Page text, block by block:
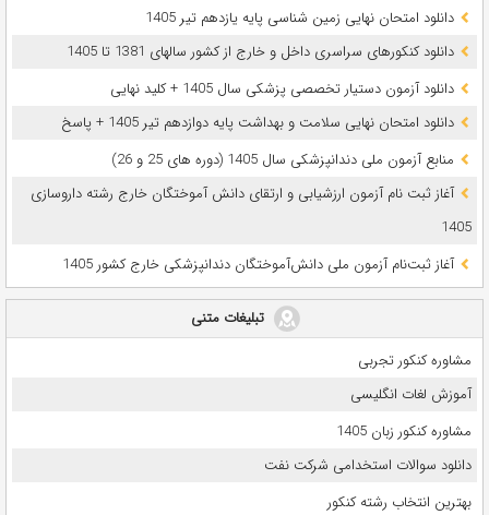
دانلود امتحان نهایی زمین شناسی پایه یازدهم تیر 1405
دانلود کنکورهای سراسری داخل و خارج از کشور سالهای 1381 تا 1405
دانلود آزمون دستیار تخصصی پزشکی سال 1405 + کلید نهایی
دانلود امتحان نهایی سلامت و بهداشت پایه دوازدهم تیر 1405 + پاسخ
ﻣﻨﺎﺑﻊ آزﻣﻮن ﻣﻠﯽ دندانپزشکی سال 1405 (دوره های 25 و 26)
آغاز ثبت نام آزمون‌ ارزشیابی و ارتقای دانش آموختگان خارج رشته داروسازی
1405
آغاز ثبت‌نام آزمون ملی دانش‌آموختگان دندانپزشکی خارج کشور 1405
تبلیغات متنی
مشاوره کنکور تجربی
آموزش لغات انگلیسی
مشاوره کنکور زبان 1405
دانلود سوالات استخدامی شرکت نفت
بهترین انتخاب رشته کنکور